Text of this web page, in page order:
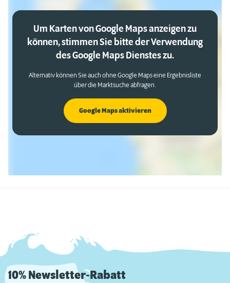
Um Karten von Google Maps anzeigen zu
können, stimmen Sie bitte der Verwendung
des Google Maps Dienstes zu.
Alternativ können Sie auch ohne Google Maps eine Ergebnisliste
über die Marktsuche abfragen.
Google Maps aktivieren
10% Newsletter-Rabatt